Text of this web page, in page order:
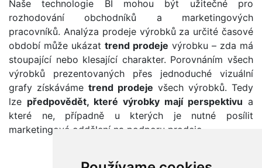
Naše technologie BI mohou být užitečné pro
rozhodování obchodníků a marketingových
pracovníků. Analýza prodeje výrobků za určité časové
období může ukázat trend prodeje výrobku – zda ​​má
stoupající nebo klesající charakter. Porovnáním všech
výrobků prezentovaných přes jednoduché vizuální
grafy získáváme trend prodeje všech výrobků. Tedy
lze předpovědět, které výrobky mají perspektivu a
které ne, případně u kterých je nutné posílit
marketingové oddělení na podporu prodeje.